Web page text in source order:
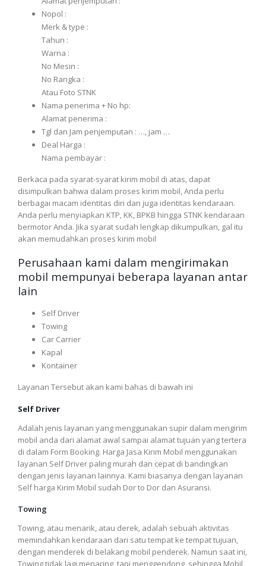
Nopol :
Merk & type :
Tahun :
Warna :
No Mesin :
No Rangka :
Atau Foto STNK
Nama penerima + No hp:
Alamat penerima :
Tgl dan Jam penjemputan : …, jam …
Deal Harga :
Nama pembayar :
Berkaca pada syarat-syarat kirim mobil di atas, dapat
disimpulkan bahwa dalam proses kirim mobil, Anda perlu
berbagai macam identitas diri dan juga identitas kendaraan.
Anda perlu menyiapkan KTP, KK, BPKB hingga STNK kendaraan
bermotor Anda. Jika syarat sudah lengkap dikumpulkan, gal itu
akan memudahkan proses kirim mobil
Perusahaan kami dalam mengirimakan
mobil mempunyai beberapa layanan antar
lain
Self Driver
Towing
Car Carrier
Kapal
Kontainer
Layanan Tersebut akan kami bahas di bawah ini
Self Driver
Adalah jenis layanan yang menggunakan supir dalam mengirim
mobil anda dari alamat awal sampai alamat tujuan yang tertera
di dalam Form Booking. Harga Jasa Kirim Mobil menggunakan
layanan Self Driver paling murah dan cepat di bandingkan
dengan jenis layanan lainnya. Kami biasanya dengan layanan
Self harga Kirim Mobil sudah Dor to Dor dan Asuransi.
Towing
Towing, atau menarik, atau derek, adalah sebuah aktivitas
memindahkan kendaraan dari satu tempat ke tempat tujuan,
dengan menderek di belakang mobil penderek. Namun saat ini,
Towing tidak lagi menaring, tapi menggendong, sehingga Mobil